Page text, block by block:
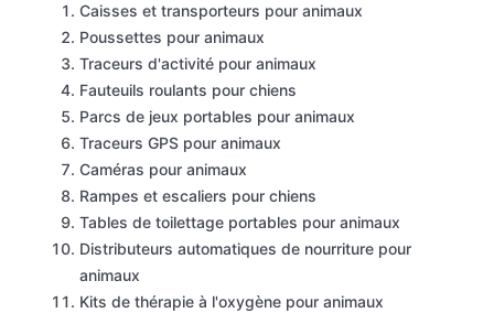
Caisses et transporteurs pour animaux
Poussettes pour animaux
Traceurs d'activité pour animaux
Fauteuils roulants pour chiens
Parcs de jeux portables pour animaux
Traceurs GPS pour animaux
Caméras pour animaux
Rampes et escaliers pour chiens
Tables de toilettage portables pour animaux
Distributeurs automatiques de nourriture pour
animaux
Kits de thérapie à l'oxygène pour animaux